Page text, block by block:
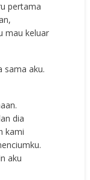
pertama
mau keluar
sama aku.
dia
kami
aku